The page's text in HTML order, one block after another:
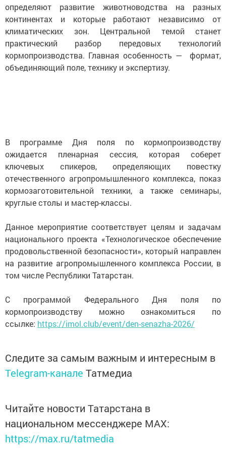
определяют развитие животноводства на разных
континентах и которые работают независимо от
климатических зон. Центральной темой станет
практический разбор передовых технологий
кормопроизводства. Главная особенность — формат,
объединяющий поле, технику и экспертизу.
В программе Дня поля по кормопроизводству
ожидается пленарная сессия, которая соберет
ключевых спикеров, определяющих повестку
отечественного агропромышленного комплекса, показ
кормозаготовительной техники, а также семинары,
круглые столы и мастер-классы.
Данное мероприятие соответствует целям и задачам
национального проекта «Технологическое обеспечение
продовольственной безопасности», который направлен
на развитие агропромышленного комплекса России, в
том числе Республики Татарстан.
С программой Федерального Дня поля по
кормопроизводству можно ознакомиться по
ссылке: https://imol.club/event/den-senazha-2026/
Следите за самым важным и интересным в
Telegram-канале Татмедиа
Читайте новости Татарстана в
национальном мессенджере MАХ:
https://max.ru/tatmedia